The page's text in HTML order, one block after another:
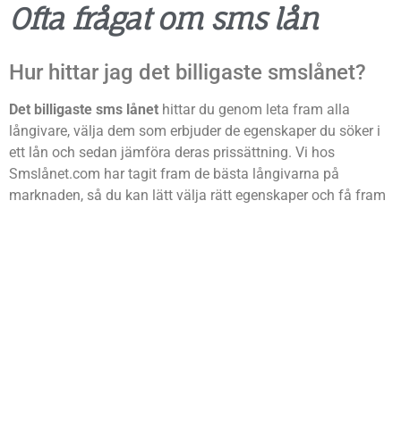
Ofta frågat om sms lån
Hur hittar jag det billigaste smslånet?
Det billigaste sms lånet hittar du genom leta fram alla
långivare, välja dem som erbjuder de egenskaper du söker i
ett lån och sedan jämföra deras prissättning. Vi hos
Smslånet.com har tagit fram de bästa långivarna på
marknaden, så du kan lätt välja rätt egenskaper och få fram